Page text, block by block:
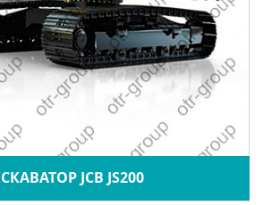
JCB JS200